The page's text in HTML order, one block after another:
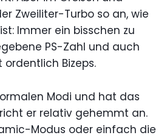
Zweiliter-Turbo so an, wie
Immer ein bisschen zu
PS-Zahl und auch
Bizeps.
Modi und hat das
er relativ gehemmt an.
Modus oder einfach die